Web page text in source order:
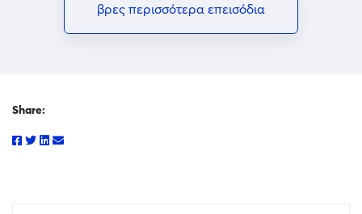
βρες περισσότερα επεισόδια
Share: